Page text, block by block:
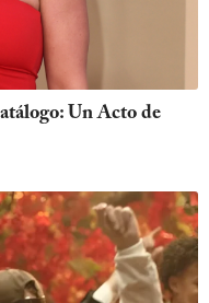
Un Acto de